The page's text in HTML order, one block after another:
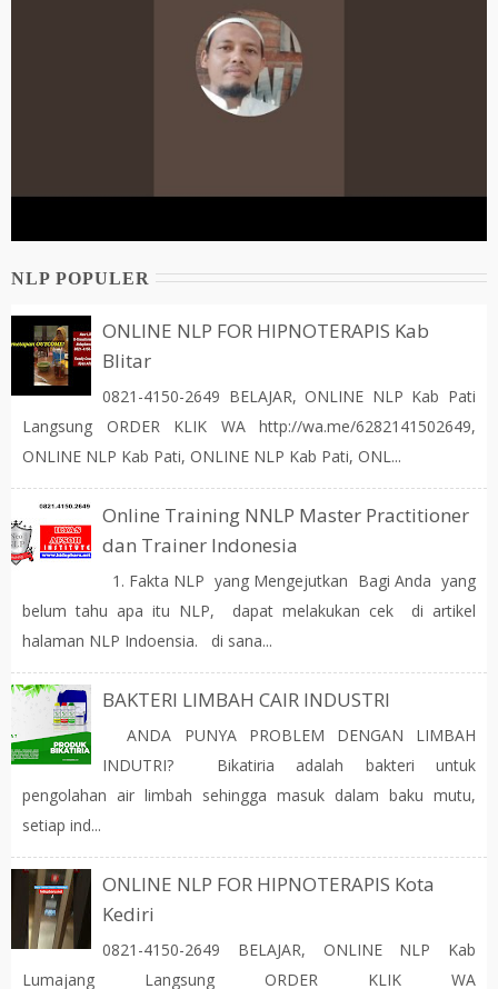
NLP POPULER
ONLINE NLP FOR HIPNOTERAPIS Kab
Blitar
0821-4150-2649 BELAJAR, ONLINE NLP Kab Pati
Langsung ORDER KLIK WA http://wa.me/6282141502649,
ONLINE NLP Kab Pati, ONLINE NLP Kab Pati, ONL...
Online Training NNLP Master Practitioner
dan Trainer Indonesia
1. Fakta NLP yang Mengejutkan Bagi Anda yang
belum tahu apa itu NLP, dapat melakukan cek di artikel
halaman NLP Indoensia. di sana...
BAKTERI LIMBAH CAIR INDUSTRI
ANDA PUNYA PROBLEM DENGAN LIMBAH
INDUTRI? Bikatiria adalah bakteri untuk
pengolahan air limbah sehingga masuk dalam baku mutu,
setiap ind...
ONLINE NLP FOR HIPNOTERAPIS Kota
Kediri
0821-4150-2649 BELAJAR, ONLINE NLP Kab
Lumajang Langsung ORDER KLIK WA